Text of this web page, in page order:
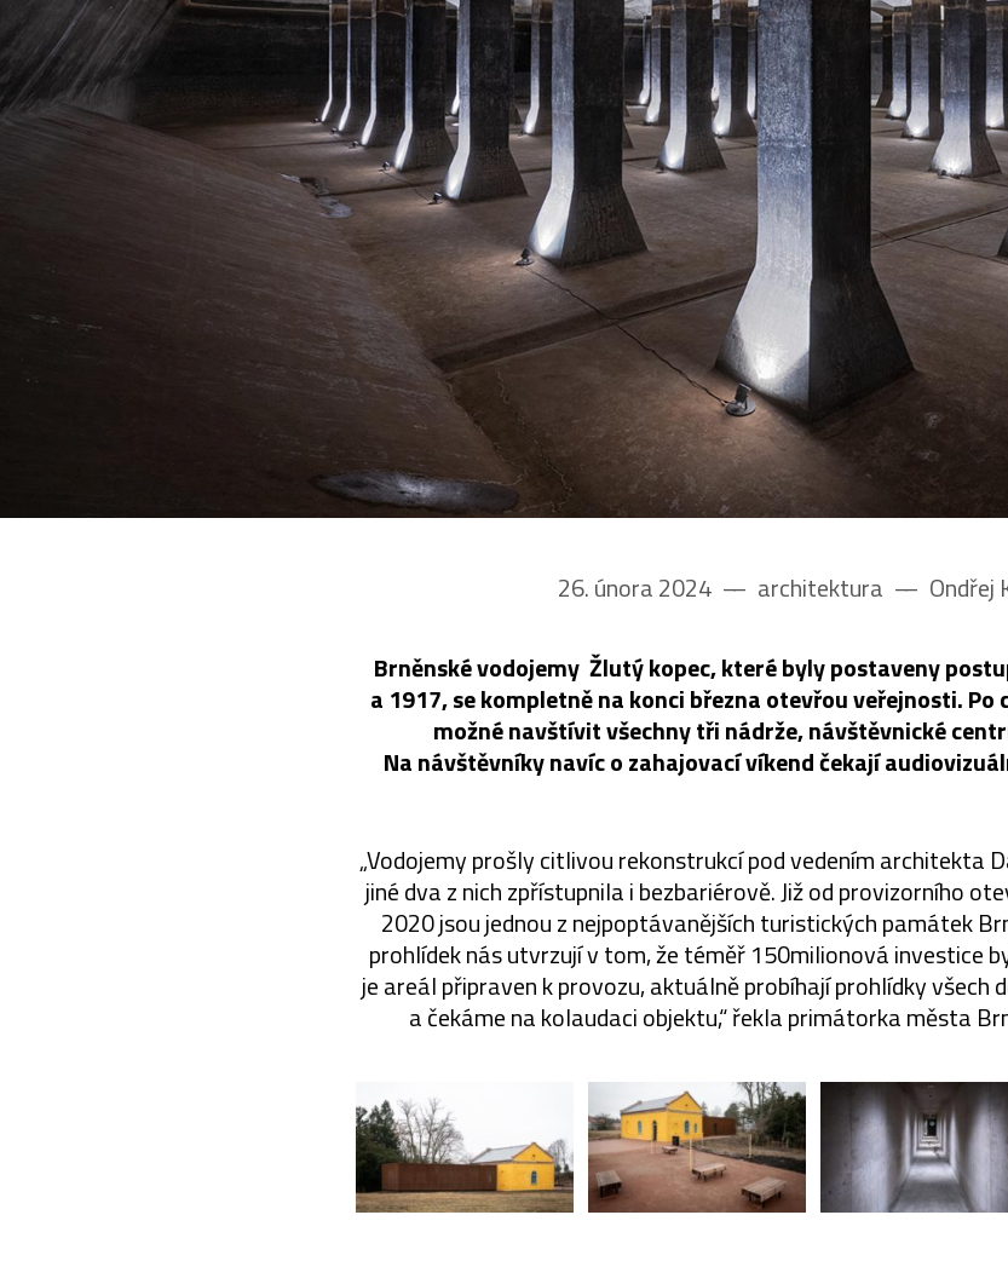
26. února 2024 –– architektura –– Ondřej
Brněnské vodojemy Žlutý kopec, které byly postaveny
a 1917, se kompletně na konci března otevřou veřejnosti.
možné navštívit všechny tři nádrže, návštěvnické
Na návštěvníky navíc o zahajovací víkend čekají
„Vodojemy prošly citlivou rekonstrukcí pod vedením architekta
jiné dva z nich zpřístupnila i bezbariérově. Již od provizorního
2020 jsou jednou z nejpoptávanějších turistických památek
prohlídek nás utvrzují v tom, že téměř 150milionová investice
je areál připraven k provozu, aktuálně probíhají prohlídky všech
a čekáme na kolaudaci objektu,“ řekla primátorka města